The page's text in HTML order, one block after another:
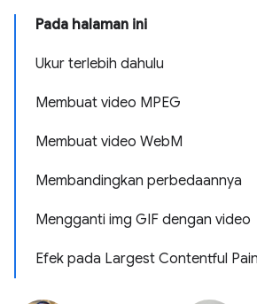
Pada halaman ini
Ukur terlebih dahulu
Membuat video MPEG
Membuat video WebM
Membandingkan perbedaannya
Mengganti img GIF dengan video
Efek pada Largest Contentful